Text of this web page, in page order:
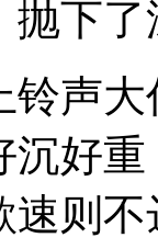
抛下了
声大
沉好
速则